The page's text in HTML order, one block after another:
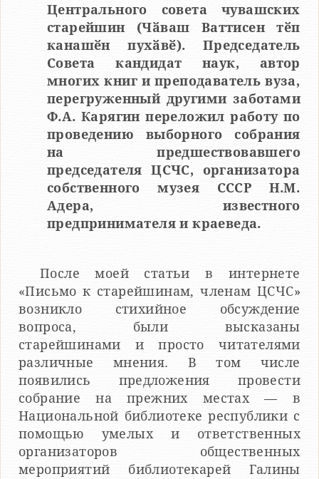
Центрального совета чувашских
старейшин (Чӑваш Ваттисен тӗп
канашӗн пухӑвӗ). Председатель
Совета кандидат наук, автор
многих книг и преподаватель вуза,
перегруженный другими заботами
Ф.А. Карягин переложил работу по
проведению выборного собрания
на предшествовавшего
председателя ЦСЧС, организатора
собственного музея СССР Н.М.
Адера, известного
предпринимателя и краеведа.
После моей статьи в интернете
«Письмо к старейшинам, членам ЦСЧС»
возникло стихийное обсуждение
вопроса, были высказаны
старейшинами и просто читателями
различные мнения. В том числе
появились предложения провести
собрание на прежних местах — в
Национальной библиотеке республики с
помощью умелых и ответственных
организаторов общественных
мероприятий библиотекарей Галины